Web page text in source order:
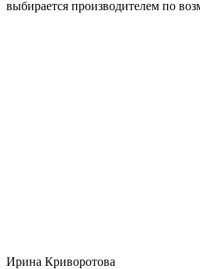
выбирается производителем по
Ирина Криворотова